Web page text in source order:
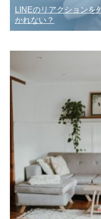
LINEのリアクションを
かれない？